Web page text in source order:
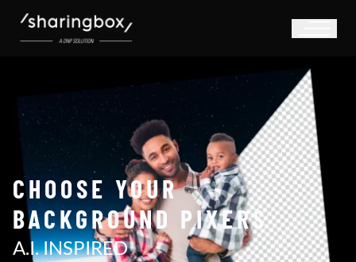
CHOOSE YOUR
BACKGROUND PIXERS
A.I. INSPIRED